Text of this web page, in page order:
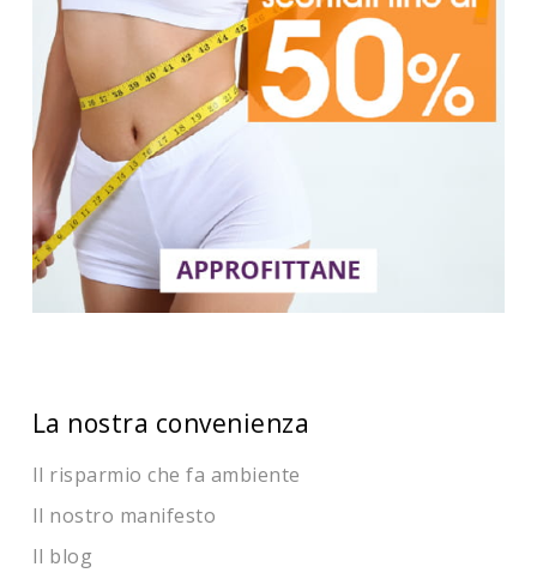
La nostra convenienza
Il risparmio che fa ambiente
Il nostro manifesto
Il blog